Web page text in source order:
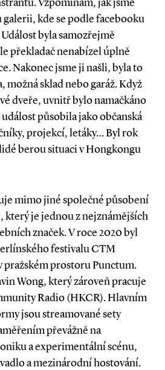
kde se podle facebooku
byla samozřejmě
překladač nenabízel úplně
Nakonec jsme ji našli, byla to
možná sklad nebo garáž. Když
dveře, uvnitř bylo namačkáno
působila jako občanská
projekcí, letáky… Byl rok
berou situaci v Hongkongu
mimo jiné společné působení
který je jednou z nejznámějších
značek. V roce 2020 byl
festivalu CTM
pražském prostoru Punctum.
Wong, který zároveň pracuje
Radio (HKCR). Hlavním
jsou strea­mované sety
převážně na
a experimentální scénu,
a mezinárodní hostování.